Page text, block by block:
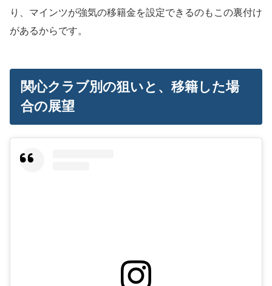
り、マインツが強気の移籍金を設定できるのもこの裏付け
があるからです。
関心クラブ別の狙いと、移籍した場
合の展望